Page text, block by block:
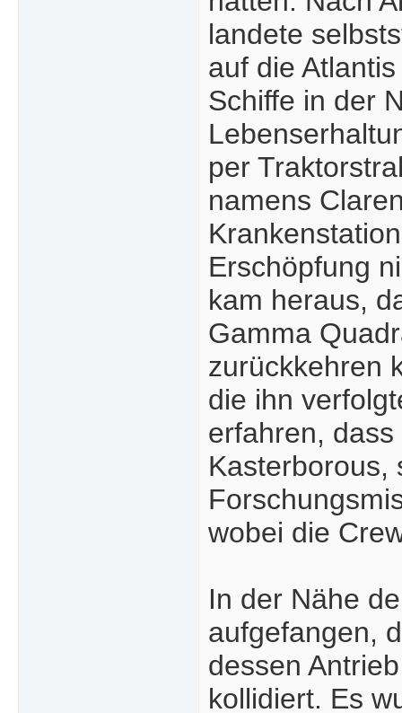
landete
auf die
Schiffe in der
per
namens
Erschöpfung
kam heraus,
Gamma
zurückkehren
die ihn
erfahren,
Kasterborous,
wobei die
In der Nähe
aufgefangen,
dessen
kollidiert. Es